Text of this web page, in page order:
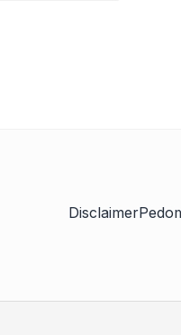
Disclaimer